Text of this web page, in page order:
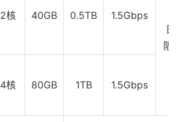
2核 40GB 0.5TB
1.5Gbps
阪
4核 80GB 1TB 1.5Gbps